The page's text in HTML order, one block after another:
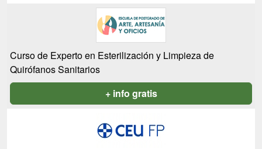
Curso de Experto en Esterilización y Limpieza de
Quirófanos Sanitarios
+ info gratis